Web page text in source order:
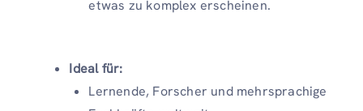
etwas zu komplex erscheinen.
Ideal für:
Lernende, Forscher und mehrsprachige